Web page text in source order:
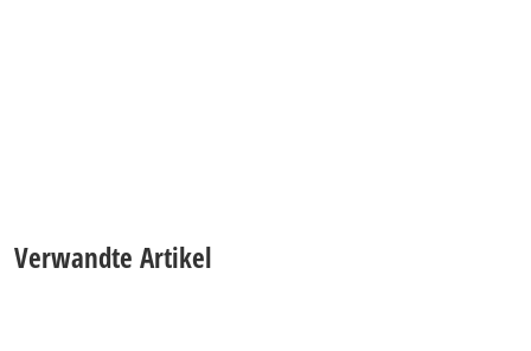
Verwandte Artikel